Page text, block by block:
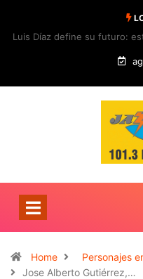
Luis Díaz define su futuro:
la
Home
Personajes
Jose Alberto Gutiérrez,…